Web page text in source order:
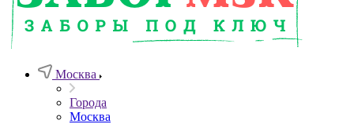
Москва
Города
Москва